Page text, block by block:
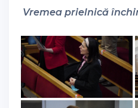
Vremea prielnică